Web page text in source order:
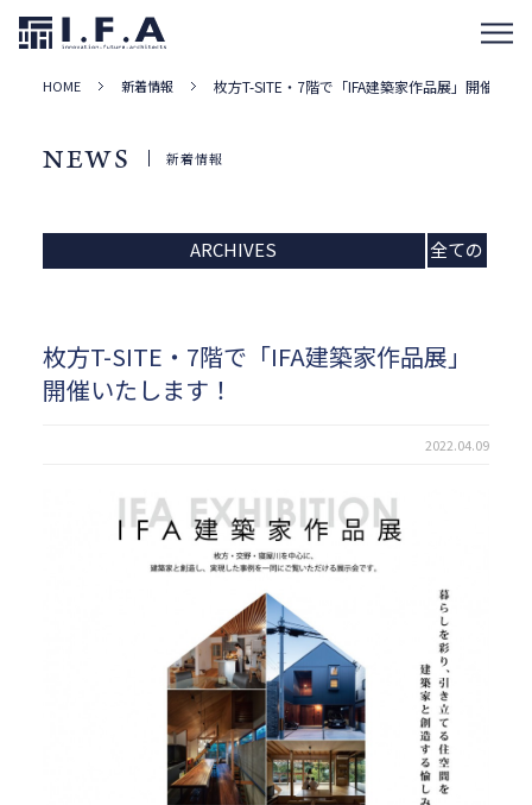
HOME 新着情報 枚方T-SITE・7階で「IFA建築家作品展」開催いた
NEWS 新着情報
ARCHIVES
全ての
枚方T-SITE・7階で「IFA建築家作品展」
開催いたします！
2022.04.09